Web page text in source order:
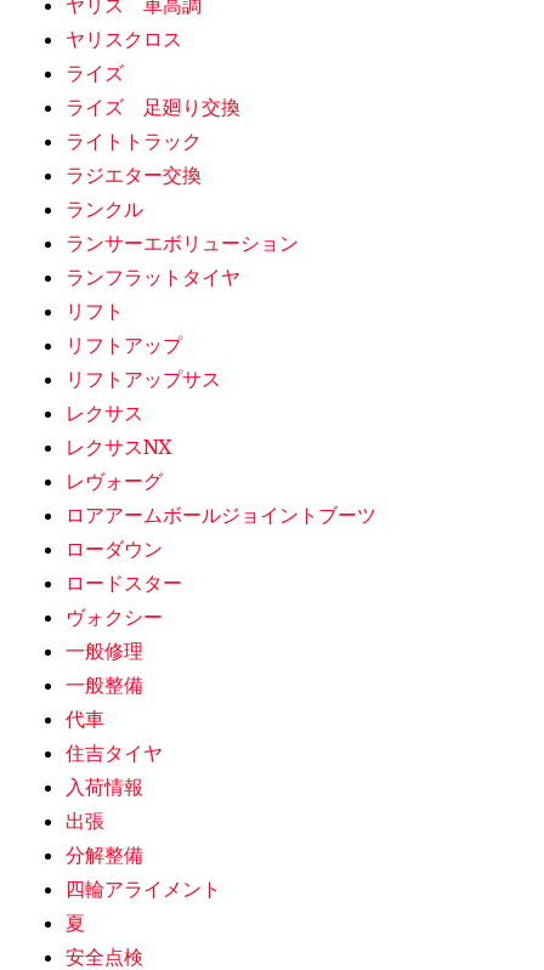
ヤリスクロス
ライズ
ライズ 足廻り交換
ライトトラック
ラジエター交換
ランクル
ランサーエボリューション
ランフラットタイヤ
リフト
リフトアップ
リフトアップサス
レクサス
レクサスNX
レヴォーグ
ロアアームボールジョイントブーツ
ローダウン
ロードスター
ヴォクシー
一般修理
一般整備
代車
住吉タイヤ
入荷情報
出張
分解整備
四輪アライメント
夏
安全点検